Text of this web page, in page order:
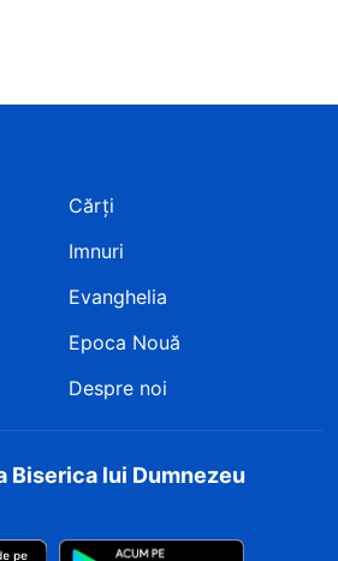
Cărți
Imnuri
Evanghelia
Epoca Nouă
Despre noi
Biserica lui Dumnezeu